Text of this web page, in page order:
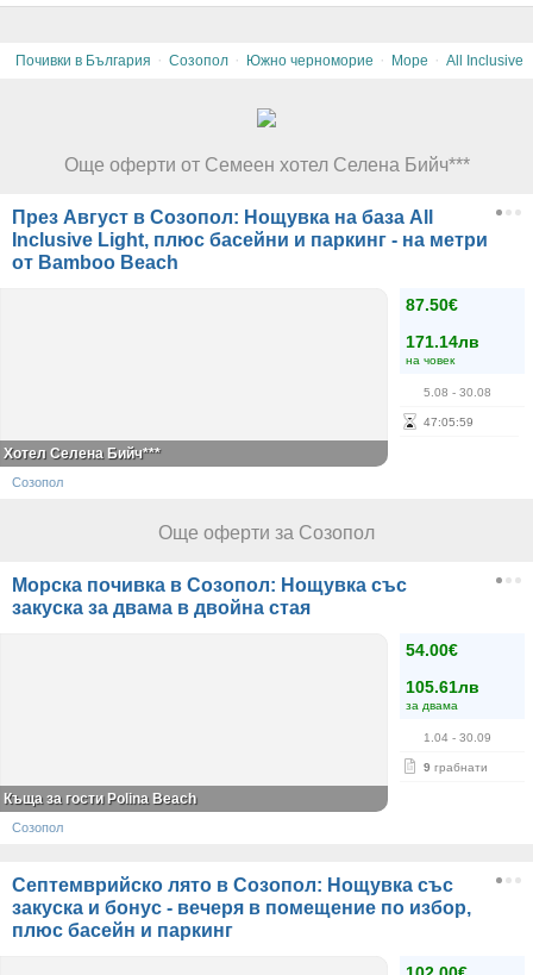
Почивки в България · Созопол · Южно черноморие · Море · All Inclusive
Още оферти от Семеен хотел Селена Бийч***
През Август в Созопол: Нощувка на база All
Inclusive Light, плюс басейни и паркинг - на метри
от Bamboo Beach
87.50€
171.14лв
на човек
5.08 - 30.08
47:05:59
Хотел Селена Бийч***
Созопол
Още оферти за Созопол
Морска почивка в Созопол: Нощувка със
закуска за двама в двойна стая
54.00€
105.61лв
за двама
1.04 - 30.09
9 грабнати
Къща за гости Polina Beach
Созопол
Септемврийско лято в Созопол: Нощувка със
закуска и бонус - вечеря в помещение по избор,
плюс басейн и паркинг